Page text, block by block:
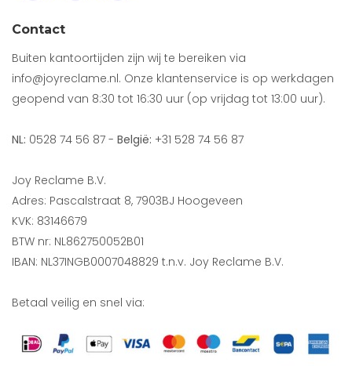
Contact
Buiten kantoortijden zijn wij te bereiken via
info@joyreclame.nl. Onze klantenservice is op werkdagen
geopend van 8:30 tot 16:30 uur (op vrijdag tot 13:00 uur).
NL: 0528 74 56 87 - België: +31 528 74 56 87
Joy Reclame B.V.
Adres: Pascalstraat 8, 7903BJ Hoogeveen
KVK: 83146679
BTW nr: NL862750052B01
IBAN: NL37INGB0007048829 t.n.v. Joy Reclame B.V.
Betaal veilig en snel via: